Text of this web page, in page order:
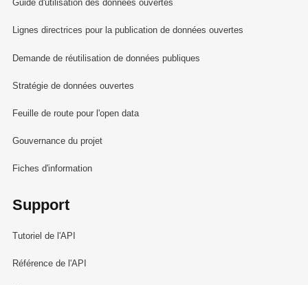
Guide d'utilisation des données ouvertes
Lignes directrices pour la publication de données ouvertes
Demande de réutilisation de données publiques
Stratégie de données ouvertes
Feuille de route pour l'open data
Gouvernance du projet
Fiches d'information
Support
Tutoriel de l'API
Référence de l'API